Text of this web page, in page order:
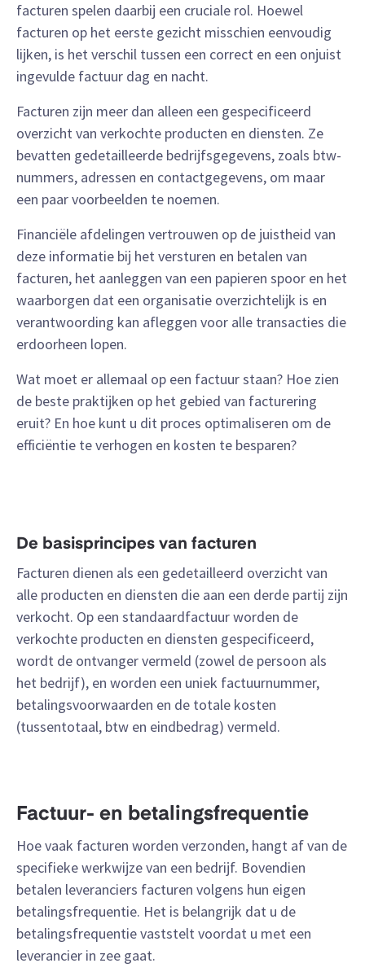
facturen spelen daarbij een cruciale rol. Hoewel
facturen op het eerste gezicht misschien eenvoudig
lijken, is het verschil tussen een correct en een onjuist
ingevulde factuur dag en nacht.
Facturen zijn meer dan alleen een gespecificeerd
overzicht van verkochte producten en diensten. Ze
bevatten gedetailleerde bedrijfsgegevens, zoals btw-
nummers, adressen en contactgegevens, om maar
een paar voorbeelden te noemen.
Financiële afdelingen vertrouwen op de juistheid van
deze informatie bij het versturen en betalen van
facturen, het aanleggen van een papieren spoor en het
waarborgen dat een organisatie overzichtelijk is en
verantwoording kan afleggen voor alle transacties die
erdoorheen lopen.
Wat moet er allemaal op een factuur staan? Hoe zien
de beste praktijken op het gebied van facturering
eruit? En hoe kunt u dit proces optimaliseren om de
efficiëntie te verhogen en kosten te besparen?
De basisprincipes van facturen
Facturen dienen als een gedetailleerd overzicht van
alle producten en diensten die aan een derde partij zijn
verkocht. Op een standaardfactuur worden de
verkochte producten en diensten gespecificeerd,
wordt de ontvanger vermeld (zowel de persoon als
het bedrijf), en worden een uniek factuurnummer,
betalingsvoorwaarden en de totale kosten
(tussentotaal, btw en eindbedrag) vermeld.
Factuur- en betalingsfrequentie
Hoe vaak facturen worden verzonden, hangt af van de
specifieke werkwijze van een bedrijf. Bovendien
betalen leveranciers facturen volgens hun eigen
betalingsfrequentie. Het is belangrijk dat u de
betalingsfrequentie vaststelt voordat u met een
leverancier in zee gaat.